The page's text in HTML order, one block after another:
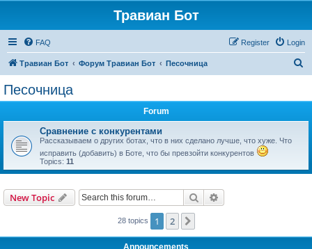
Травиан Бот
FAQ Login
Register
Травиан Бот Форум Травиан Бот Песочница
Песочница
Forum
Сравнение с конкурентами
Рассказываем о других ботах, что в них сделано лучше, что хуже. Что
исправить (добавить) в Боте, что бы превзойти конкурентов
Topics: 11
New Topic Search
28 topics 1 2
Announcements